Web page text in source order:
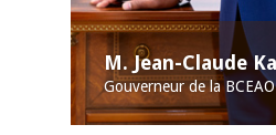
M. Jean-Claude
Gouverneur de la BCEAO